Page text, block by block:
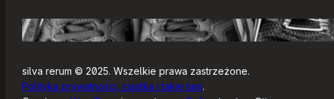
Witrogoszcz
silva rerum © 2025. Wszelkie prawa zastrzeżone.
Polityka prywatności, ciastka i takie tam.